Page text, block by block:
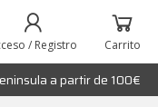
/ Registro Carrito
a partir de 100€